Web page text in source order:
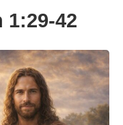
1:29-42